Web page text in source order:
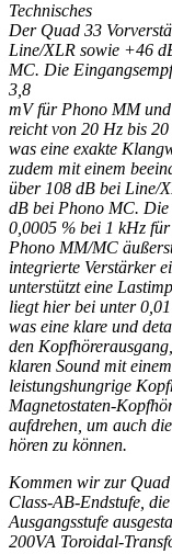
Technisches
Der Quad 33
Line/XLR sowie +46
MC. Die
3,8
mV für Phono MM
reicht von 20 Hz bis
was eine exakte
zudem mit einem
über 108 dB bei Line/
dB bei Phono MC.
0,0005 % bei 1 kHz
Phono MM/MC
integrierte Verstärker
unterstützt eine
liegt hier bei unter
was eine klare und
den
klaren Sound mit
leistungshungrige
Magnetostaten-
aufdrehen, um auch
hören zu können.
Kommen wir zur
Class-AB-Endstufe,
Ausgangsstufe
200VA Toroidal-